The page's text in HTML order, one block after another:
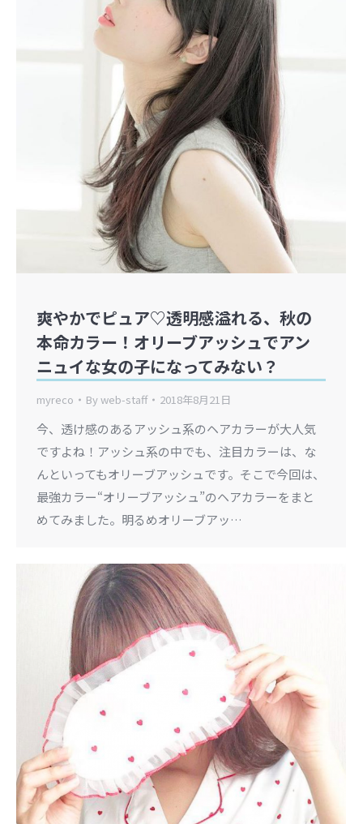
爽やかでピュア♡透明感溢れる、秋の
本命カラー！オリーブアッシュでアン
ニュイな女の子になってみない？
myreco Byweb-staff 2018年8月21日
今、透け感のあるアッシュ系のヘアカラーが大人気
ですよね！アッシュ系の中でも、注目カラーは、な
んといってもオリーブアッシュです。そこで今回は、
最強カラー“オリーブアッシュ”のヘアカラーをまと
めてみました。明るめオリーブアッ…